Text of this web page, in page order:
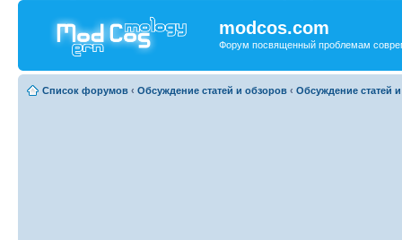
modcos.com
Форум посвященный проблемам
Список форумов ‹ Обсуждение статей и обзоров ‹ Обсуждение статей